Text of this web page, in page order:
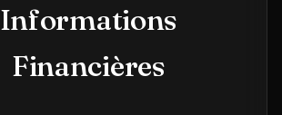
Informations
Financières